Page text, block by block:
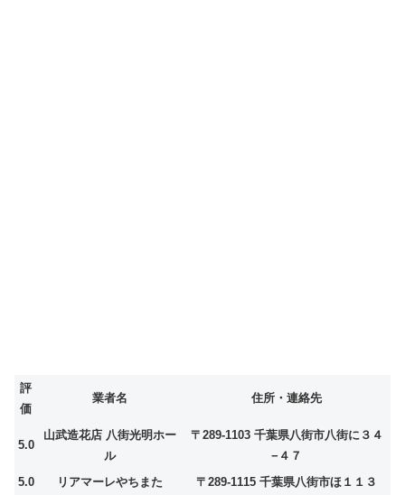
評
価
業者名 住所・連絡先
5.0
山武造花店 八街光明ホー
ル
〒289-1103 千葉県八街市八街に３４
−４７
5.0
リアマーレやちまた 〒289-1115 千葉県八街市ほ１１３